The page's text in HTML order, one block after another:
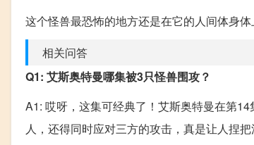
这个怪兽最恐怖的地方还是在它的人间体身
相关问答
Q1: 艾斯奥特曼哪集被3只怪兽围攻？
A1: 哎呀，这集可经典了！艾斯奥特曼在第
人，还得同时应对三方的攻击，真是让人捏把